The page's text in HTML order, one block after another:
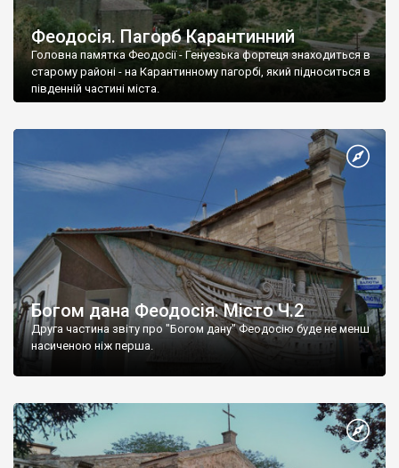
Феодосія. Пагорб Карантинний
Головна памятка Феодосії - Генуезька фортеця знаходиться в
старому районі - на Карантинному пагорбі, який підноситься в
південній частині міста.
Богом дана Феодосія. Місто Ч.2
Друга частина звіту про "Богом дану" Феодосію буде не менш
насиченою ніж перша.